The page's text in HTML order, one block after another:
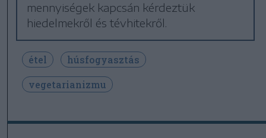
mennyiségek kapcsán kérdeztük
hiedelmekről és tévhitekről.
étel
húsfogyasztás
vegetarianizmu